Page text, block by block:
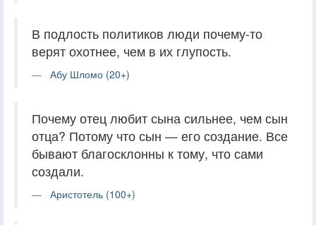
В подлость политиков люди почему-то
верят охотнее, чем в их глупость.
Абу Шломо (20+)
Почему отец любит сына сильнее, чем сын
отца? Потому что сын — его создание. Все
бывают благосклонны к тому, что сами
создали.
Аристотель (100+)